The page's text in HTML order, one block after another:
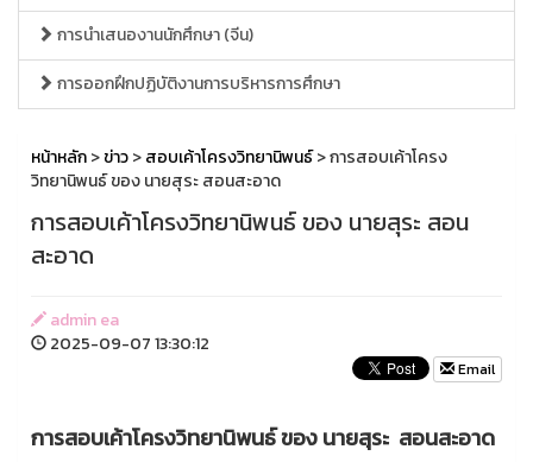
การนำเสนองานนักศึกษา (จีน)
การออกฝึกปฏิบัติงานการบริหารการศึกษา
หน้าหลัก>ข่าว>สอบเค้าโครงวิทยานิพนธ์> การสอบเค้าโครง
วิทยานิพนธ์ ของ นายสุระ สอนสะอาด
การสอบเค้าโครงวิทยานิพนธ์ ของ นายสุระ สอน
สะอาด
admin ea
2025-09-07 13:30:12
Email
การสอบเค้าโครงวิทยานิพนธ์ ของ นายสุระ สอนสะอาด